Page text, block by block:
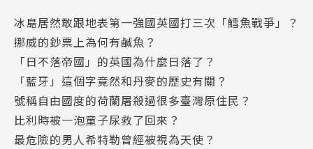
冰島居然敢跟地表第一強國英國打三次「鱈魚戰爭」？
挪威的鈔票上為何有鹹魚？
「日不落帝國」的英國為什麼日落了？
「藍牙」這個字竟然和丹麥的歷史有關？
號稱自由國度的荷蘭屠殺過很多臺灣原住民？
比利時被一泡童子尿救了回來？
最危險的男人希特勒曾經被視為天使？